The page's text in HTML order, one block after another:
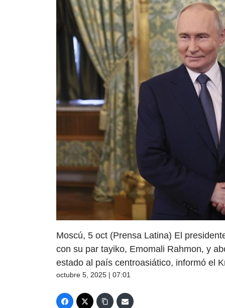
Moscú, 5 oct (Prensa Latina) El
con su par tayiko, Emomali Rahmon, y
estado al país centroasiático, informó el
octubre 5, 2025 | 07:01